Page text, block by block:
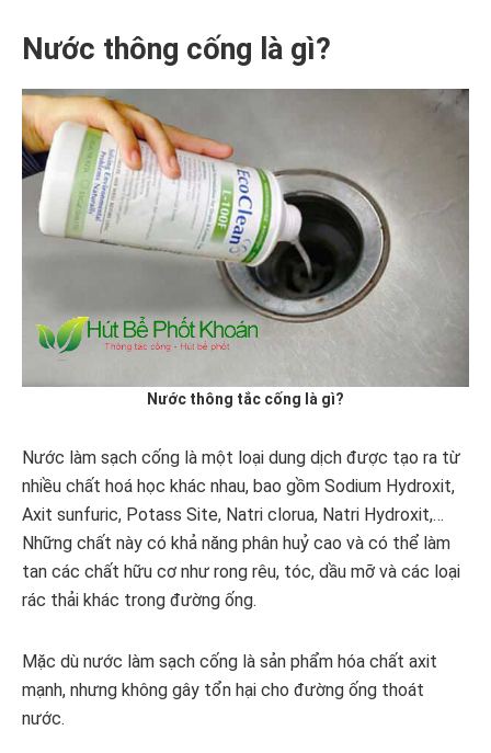
Nước thông cống là gì?
Nước thông tắc cống là gì?
Nước làm sạch cống là một loại dung dịch được tạo ra từ
nhiều chất hoá học khác nhau, bao gồm Sodium Hydroxit,
Axit sunfuric, Potass Site, Natri clorua, Natri Hydroxit,…
Những chất này có khả năng phân huỷ cao và có thể làm
tan các chất hữu cơ như rong rêu, tóc, dầu mỡ và các loại
rác thải khác trong đường ống.
Mặc dù nước làm sạch cống là sản phẩm hóa chất axit
mạnh, nhưng không gây tổn hại cho đường ống thoát
nước.